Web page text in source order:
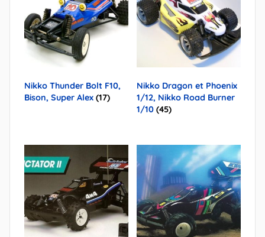
Nikko Thunder Bolt F10,
Bison, Super Alex (17)
Nikko Dragon et Phoenix
1/12, Nikko Road Burner
1/10(45)